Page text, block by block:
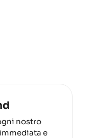
nostro
e